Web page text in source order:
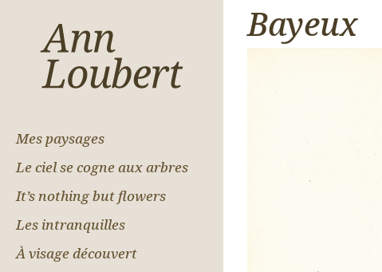
Mes paysages
Le ciel se cogne aux arbres
It’s nothing but flowers
Les intranquilles
À visage découvert
Bayeux